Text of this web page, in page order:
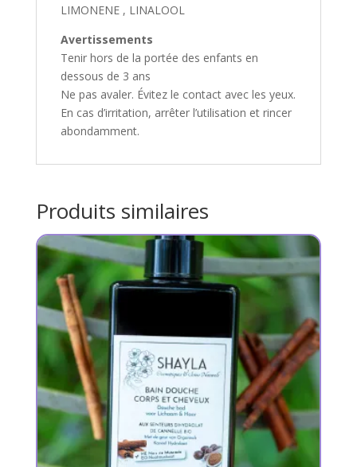
LIMONENE , LINALOOL
Avertissements
Tenir hors de la portée des enfants en
dessous de 3 ans
Ne pas avaler. Évitez le contact avec les yeux.
En cas d’irritation, arrêter l’utilisation et rincer
abondamment.
Produits similaires